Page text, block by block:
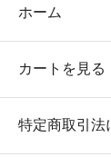
ホーム
カートを見る
特定商取引法